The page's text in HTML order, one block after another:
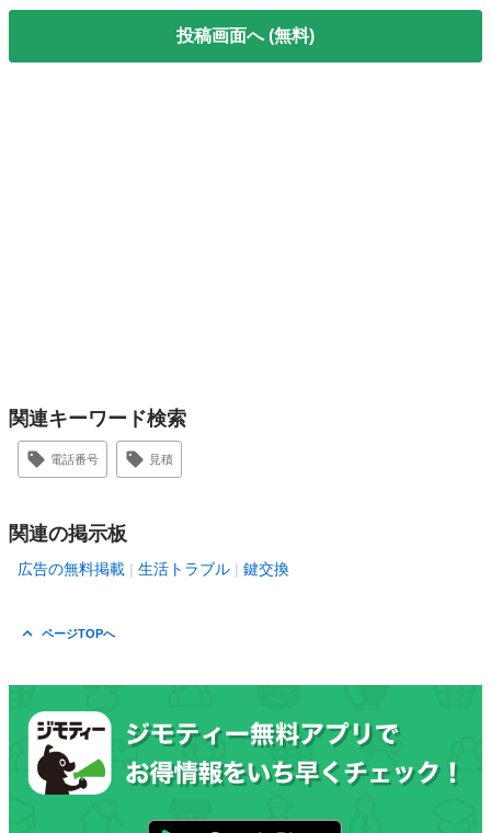
投稿画面へ (無料)
関連キーワード検索
電話番号 見積
関連の掲示板
広告の無料掲載 生活トラブル 鍵交換
ページTOPへ